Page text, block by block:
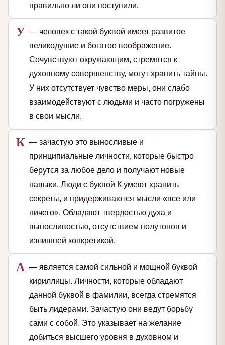
правильно ли они поступили.
У — человек с такой буквой имеет развитое
великодушие и богатое воображение.
Сочувствуют окружающим, стремятся к
духовному совершенству, могут хранить тайны.
У них отсутствует чувство меры, они слабо
взаимодействуют с людьми и часто погружены
в свои мысли.
К — зачастую это выносливые и
принципиальные личности, которые быстро
берутся за любое дело и получают новые
навыки. Люди с буквой К умеют хранить
секреты, и придерживаются мысли «все или
ничего». Обладают твердостью духа и
выносливостью, отсутствием полутонов и
излишней конкретикой.
А — является самой сильной и мощной буквой
кириллицы. Личности, которые обладают
данной буквой в фамилии, всегда стремятся
быть лидерами. Зачастую они ведут борьбу
сами с собой. Это указывает на желание
добиться высшего уровня в духовном и